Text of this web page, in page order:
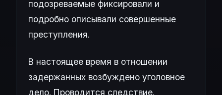
подозреваемые фиксировали и
подробно описывали совершенные
преступления.
В настоящее время в отношении
задержанных возбуждено уголовное
дело. Проводится следствие.